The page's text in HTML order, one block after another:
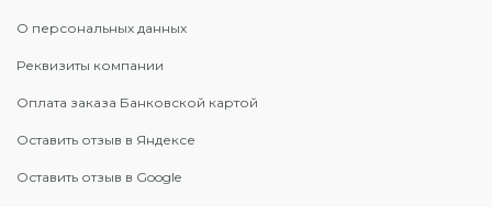
О персональных данных
Реквизиты компании
Оплата заказа Банковской картой
Оставить отзыв в Яндексе
Оставить отзыв в Google